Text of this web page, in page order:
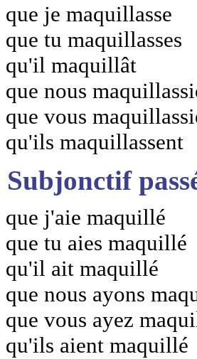
que je maquillasse
que tu maquillasses
qu'il maquillât
que nous
que vous
qu'ils maquillassent
Subjonctif
que j'aie maquillé
que tu aies maquillé
qu'il ait maquillé
que nous ayons
que vous ayez
qu'ils aient maquillé